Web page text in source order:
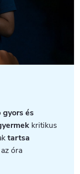
gyors és
kritikus
tartsa
óra